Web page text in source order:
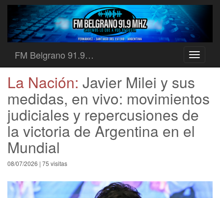
Toggle
FM Belgrano 91.9…
La Nación: Javier Milei y sus
medidas, en vivo: movimientos
judiciales y repercusiones de
la victoria de Argentina en el
Mundial
08/07/2026 | 75 visitas